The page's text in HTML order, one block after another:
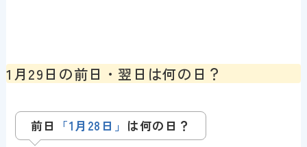
1月29日の前日・翌日は何の日？
前日 「1月28日」 は何の日？